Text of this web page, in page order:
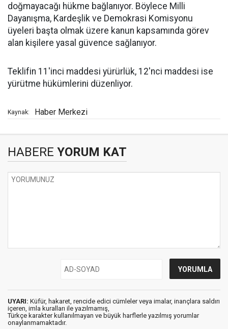
doğmayacağı hükme bağlanıyor. Böylece Milli
Dayanışma, Kardeşlik ve Demokrasi Komisyonu
üyeleri başta olmak üzere kanun kapsamında görev
alan kişilere yasal güvence sağlanıyor.
Teklifin 11'inci maddesi yürürlük, 12'nci maddesi ise
yürütme hükümlerini düzenliyor.
Kaynak: Haber Merkezi
HABERE YORUM KAT
UYARI: Küfür, hakaret, rencide edici cümleler veya imalar, inançlara saldırı
içeren, imla kuralları ile yazılmamış,
Türkçe karakter kullanılmayan ve büyük harflerle yazılmış yorumlar
onaylanmamaktadır.